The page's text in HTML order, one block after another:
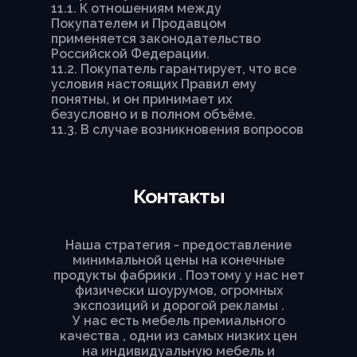
11.1. К отношениям между
Покупателем и Продавцом
применяется законодательство
Российской Федерации.
11.2. Покупатель гарантирует, что все
условия настоящих Правил ему
понятны, и он принимает их
безусловно и в полном объёме.
11.3. В случае возникновения вопросов
телефону или через форму Обратной
связи на Сайте. Все возникающее
недостижении соглашения спор
будет передан на рассмотрение в
судебный орган в соответствии с
действующим законодательством РФ.
11.4. Если какое-либо из положений
настоящей оферты признано
недействительным, незаконным или
Наша стратегия - предоставление
минимальной цены на конечные
продукты фабрики . Поэтому у нас нет
физически шоурумов, огромных
экспозиций и дорогой рекламы .
У нас есть мебель премиального
качества , одни из самых низких цен
на индивидуальную мебель и
Контакты